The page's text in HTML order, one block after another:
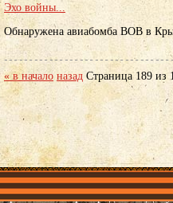
Эхо войны...
Обнаружена авиабомба ВОВ в
« в начало назад Страница 189 из
Проекты Герои рядом